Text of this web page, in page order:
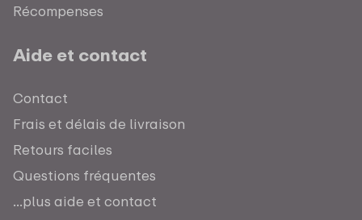
Récompenses
Aide et contact
Contact
Frais et délais de livraison
Retours faciles
Questions fréquentes
...plus aide et contact